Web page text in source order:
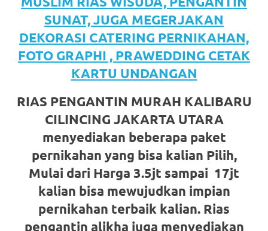
comment
here
replica
watches .
favorite
replica
watches.
SUNAT, JUGA MEGERJAKAN
DEKORASI CATERING PERNIKAHAN,
FOTO GRAPHI , PRAWEDDING CETAK
KARTU UNDANGAN
RIAS PENGANTIN MURAH KALIBARU
CILINCING JAKARTA UTARA
menyediakan beberapa paket
pernikahan yang bisa kalian Pilih,
Mulai dari Harga 3.5jt sampai 17jt
kalian bisa mewujudkan impian
pernikahan terbaik kalian. Rias
pengantin alikha juga menyediakan